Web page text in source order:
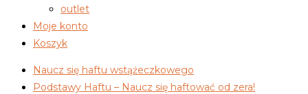
outlet
Moje konto
Koszyk
Naucz się haftu wstążeczkowego
Podstawy Haftu – Naucz się haftować od zera!